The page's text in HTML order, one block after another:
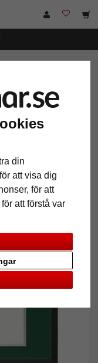
din
att visa dig
för att
att förstå var
med